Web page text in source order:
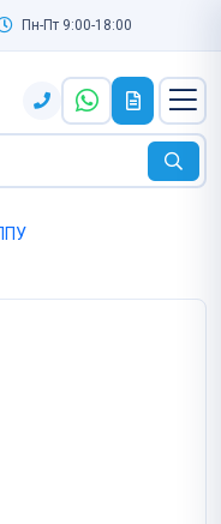
Пн-Пт 9:00-18:00